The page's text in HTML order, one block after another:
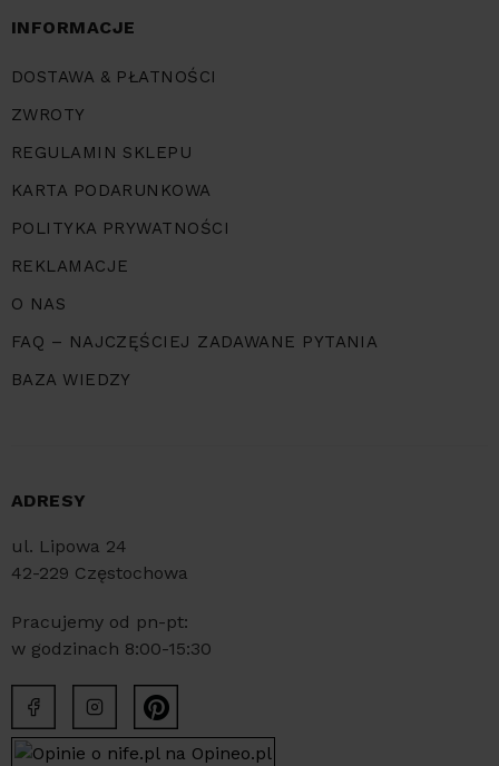
INFORMACJE
DOSTAWA & PŁATNOŚCI
ZWROTY
REGULAMIN SKLEPU
KARTA PODARUNKOWA
POLITYKA PRYWATNOŚCI
REKLAMACJE
O NAS
FAQ – NAJCZĘŚCIEJ ZADAWANE PYTANIA
BAZA WIEDZY
ADRESY
ul. Lipowa 24
42-229 Częstochowa
Pracujemy od pn-pt:
w godzinach 8:00-15:30